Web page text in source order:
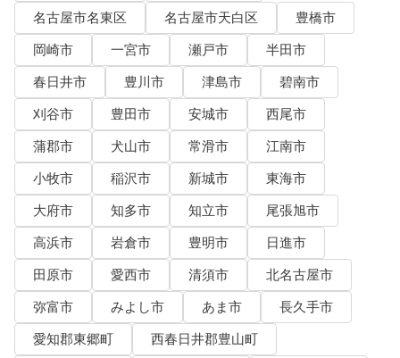
名古屋市名東区
名古屋市天白区
豊橋市
岡崎市
一宮市 瀬戸市
半田市
春日井市
豊川市 津島市
碧南市
刈谷市
豊田市 安城市
西尾市
蒲郡市
犬山市 常滑市
江南市
小牧市
稲沢市 新城市
東海市
大府市
知多市 知立市
尾張旭市
高浜市
岩倉市 豊明市
日進市
田原市
愛西市 清須市
北名古屋市
弥富市
みよし市 あま市
長久手市
愛知郡東郷町
西春日井郡豊山町